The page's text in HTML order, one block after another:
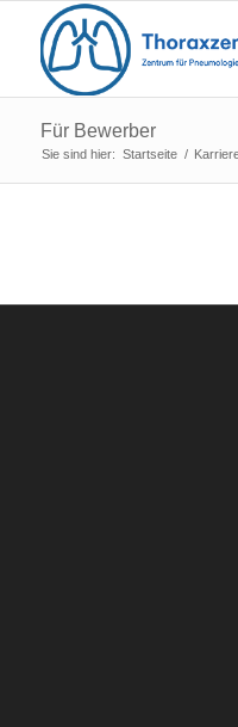
Für Bewerber
Sie sind hier: Startseite /